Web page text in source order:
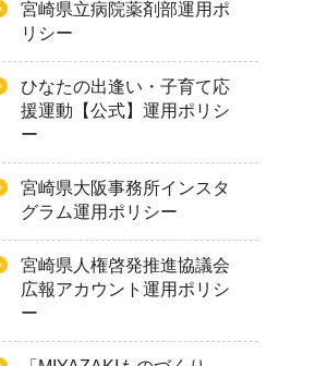
宮崎県立病院薬剤部運用ポ
リシー
ひなたの出逢い・子育て応
援運動【公式】運用ポリシ
ー
宮崎県大阪事務所インスタ
グラム運用ポリシー
宮崎県人権啓発推進協議会
広報アカウント運用ポリシ
ー